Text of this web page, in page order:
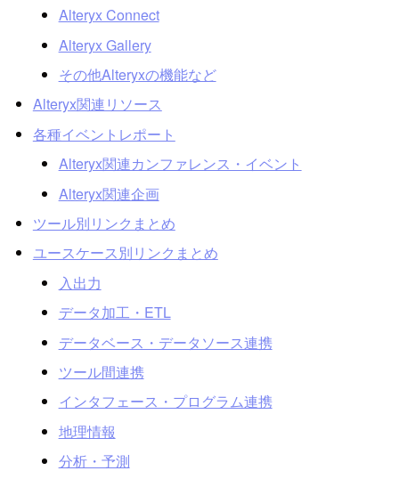
Alteryx Connect
Alteryx Gallery
その他Alteryxの機能など
Alteryx関連リソース
各種イベントレポート
Alteryx関連カンファレンス・イベント
Alteryx関連企画
ツール別リンクまとめ
ユースケース別リンクまとめ
入出力
データ加工・ETL
データベース・データソース連携
ツール間連携
インタフェース・プログラム連携
地理情報
分析・予測